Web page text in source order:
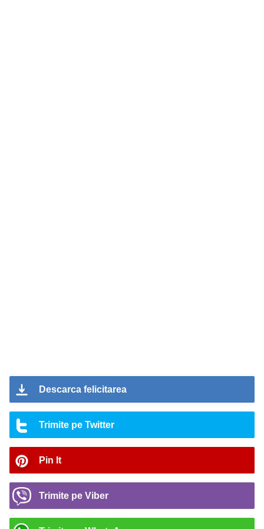
Descarca felicitarea
Trimite pe Twitter
Pin It
Trimite pe Viber